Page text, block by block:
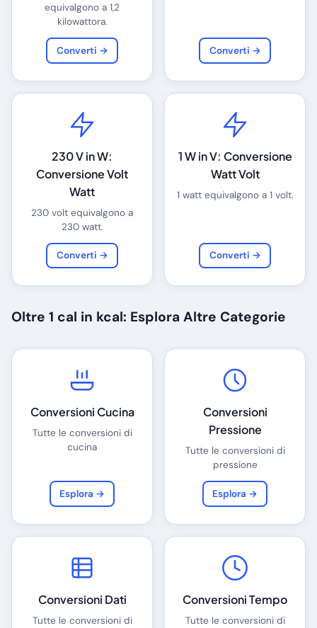
equivalgono a 1,2
kilowattora.
Converti → Converti →
230 V in W:
Conversione Volt
Watt
230 volt equivalgono a
230 watt.
Converti →
1 W in V: Conversione
Watt Volt
1 watt equivalgono a 1 volt.
Converti →
Oltre 1 cal in kcal: Esplora Altre Categorie
Conversioni Cucina
Tutte le conversioni di
cucina
Esplora →
Conversioni
Pressione
Tutte le conversioni di
pressione
Esplora →
Conversioni Dati
Tutte le conversioni di
Conversioni Tempo
Tutte le conversioni di